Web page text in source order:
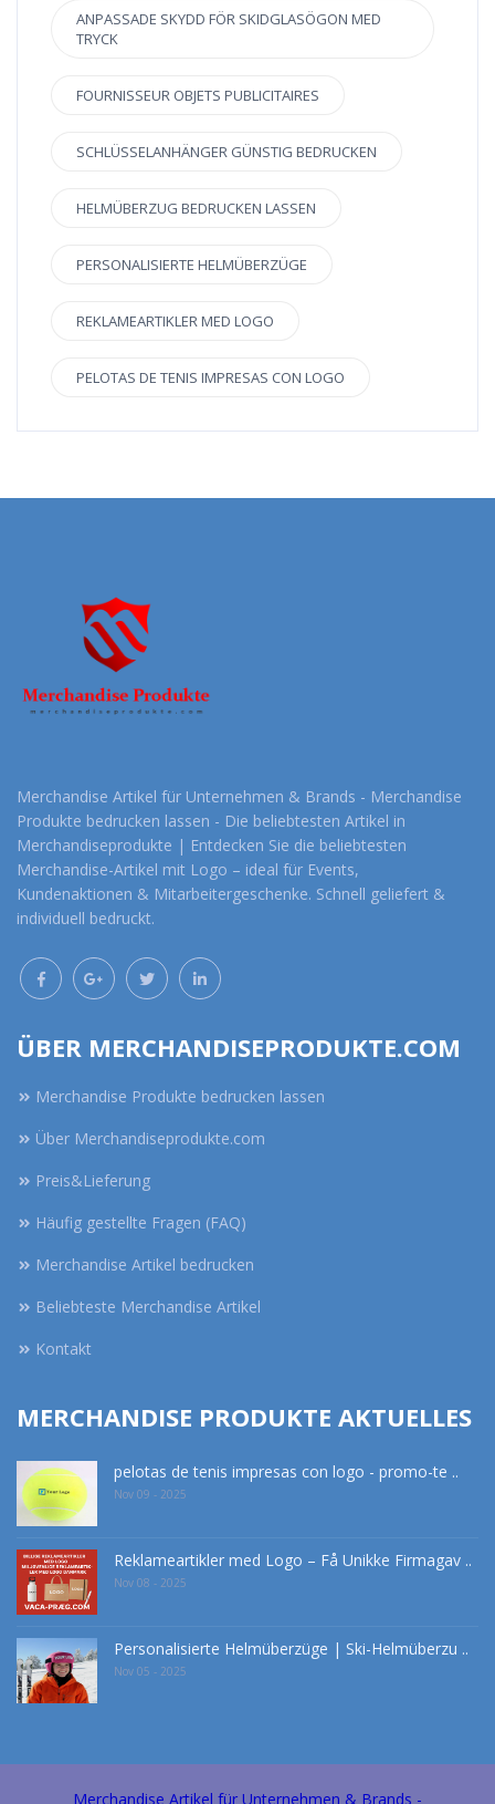
ANPASSADE SKYDD FÖR SKIDGLASÖGON MED
TRYCK
FOURNISSEUR OBJETS PUBLICITAIRES
SCHLÜSSELANHÄNGER GÜNSTIG BEDRUCKEN
HELMÜBERZUG BEDRUCKEN LASSEN
PERSONALISIERTE HELMÜBERZÜGE
REKLAMEARTIKLER MED LOGO
PELOTAS DE TENIS IMPRESAS CON LOGO
Merchandise Artikel für Unternehmen & Brands - Merchandise
Produkte bedrucken lassen - Die beliebtesten Artikel in
Merchandiseprodukte | Entdecken Sie die beliebtesten
Merchandise-Artikel mit Logo – ideal für Events,
Kundenaktionen & Mitarbeitergeschenke. Schnell geliefert &
individuell bedruckt.
ÜBER MERCHANDISEPRODUKTE.COM
Merchandise Produkte bedrucken lassen
Über Merchandiseprodukte.com
Preis&Lieferung
Häufig gestellte Fragen (FAQ)
Merchandise Artikel bedrucken
Beliebteste Merchandise Artikel
Kontakt
MERCHANDISE PRODUKTE AKTUELLES
pelotas de tenis impresas con logo - promo-te ..
Nov 09 - 2025
Reklameartikler med Logo – Få Unikke Firmagav ..
Nov 08 - 2025
Personalisierte Helmüberzüge | Ski-Helmüberzu ..
Nov 05 - 2025
Merchandise Artikel für Unternehmen & Brands -